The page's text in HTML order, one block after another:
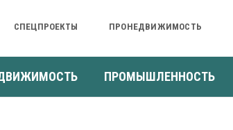
СПЕЦПРОЕКТЫ ПРОНЕДВИЖИМОСТЬ
ПРОМЫШЛЕННОСТЬ